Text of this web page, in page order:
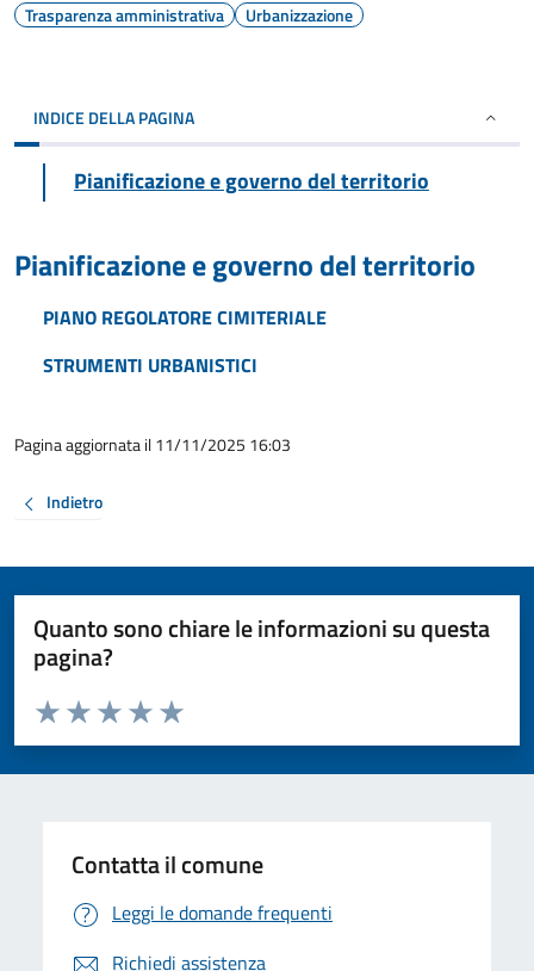
Trasparenza amministrativa Urbanizzazione
INDICE DELLA PAGINA
Pianificazione e governo del territorio
Pianificazione e governo del territorio
PIANO REGOLATORE CIMITERIALE
STRUMENTI URBANISTICI
Pagina aggiornata il 11/11/2025 16:03
Indietro
Quanto sono chiare le informazioni su questa
pagina?
Valuta da 1 a 5 stelle la pagina
Valuta 5 stelle su 5
Valuta 4 stelle su 5
Valuta 3 stelle su 5
Valuta 2 stelle su 5
Valuta 1 stelle su 5
Contatta il comune
Leggi le domande frequenti
Richiedi assistenza